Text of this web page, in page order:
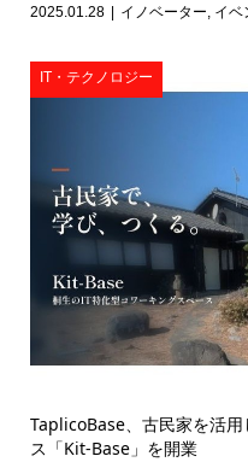
2025.01.28 イノベーター, イベ
IT・テクノロジー
TaplicoBase、古民家を活
ス「Kit-Base」を開業